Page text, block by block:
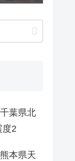
葉県北
度2
本県天